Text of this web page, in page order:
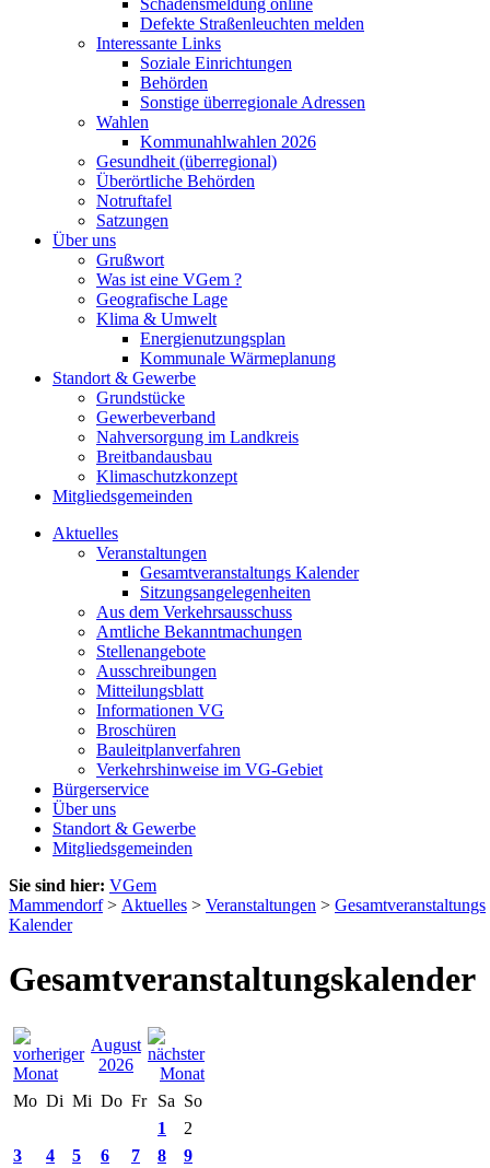
Schadensmeldung online
Defekte Straßenleuchten melden
Interessante Links
Soziale Einrichtungen
Behörden
Sonstige überregionale Adressen
Wahlen
Kommunahlwahlen 2026
Gesundheit (überregional)
Überörtliche Behörden
Notruftafel
Satzungen
Über uns
Grußwort
Was ist eine VGem ?
Geografische Lage
Klima & Umwelt
Energienutzungsplan
Kommunale Wärmeplanung
Standort & Gewerbe
Grundstücke
Gewerbeverband
Nahversorgung im Landkreis
Breitbandausbau
Klimaschutzkonzept
Mitgliedsgemeinden
Aktuelles
Veranstaltungen
Gesamtveranstaltungs Kalender
Sitzungsangelegenheiten
Aus dem Verkehrsausschuss
Amtliche Bekanntmachungen
Stellenangebote
Ausschreibungen
Mitteilungsblatt
Informationen VG
Broschüren
Bauleitplanverfahren
Verkehrshinweise im VG-Gebiet
Bürgerservice
Über uns
Standort & Gewerbe
Mitgliedsgemeinden
Sie sind hier: VGem
Mammendorf> Aktuelles > Veranstaltungen > Gesamtveranstaltungs
Kalender
Gesamtveranstaltungskalender
August
2026
Mo Di Mi Do Fr Sa So
1
2
3
4 5 6 7 8
9